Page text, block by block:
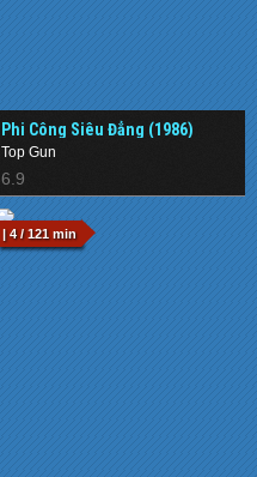
Phi Công Siêu Đẳng (1986)
Top Gun
6.9
| 4 / 121 min